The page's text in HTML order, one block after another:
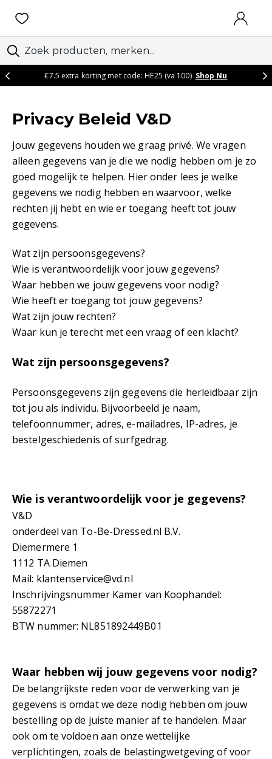
€7.5 extra korting met code: HE25 (va 100) Shop Nu
Privacy Beleid V&D
Jouw gegevens houden we graag privé. We vragen
alleen gegevens van je die we nodig hebben om je zo
goed mogelijk te helpen. Hier onder lees je welke
gegevens we nodig hebben en waarvoor, welke
rechten jij hebt en wie er toegang heeft tot jouw
gegevens.
Wat zijn persoonsgegevens?
Wie is verantwoordelijk voor jouw gegevens?
Waar hebben we jouw gegevens voor nodig?
Wie heeft er toegang tot jouw gegevens?
Wat zijn jouw rechten?
Waar kun je terecht met een vraag of een klacht?
Wat zijn persoonsgegevens?
Persoonsgegevens zijn gegevens die herleidbaar zijn
tot jou als individu. Bijvoorbeeld je naam,
telefoonnummer, adres, e-mailadres, IP-adres, je
bestelgeschiedenis of surfgedrag.
Wie is verantwoordelijk voor je gegevens?
V&D
onderdeel van To-Be-Dressed.nl B.V.
Diemermere 1
1112 TA Diemen
Mail: klantenservice@vd.nl
Inschrijvingsnummer Kamer van Koophandel:
55872271
BTW nummer: NL851892449B01
Waar hebben wij jouw gegevens voor nodig?
De belangrijkste reden voor de verwerking van je
gegevens is omdat we deze nodig hebben om jouw
bestelling op de juiste manier af te handelen. Maar
ook om te voldoen aan onze wettelijke
verplichtingen, zoals de belastingwetgeving of voor